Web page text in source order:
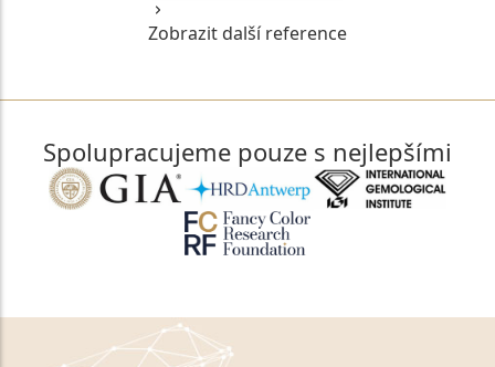
Zobrazit další reference
Spolupracujeme pouze s nejlepšími